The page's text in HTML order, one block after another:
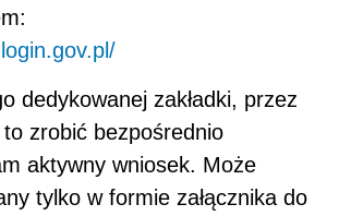
dedykowanej zakładki, przez
zrobić bezpośrednio
aktywny wniosek. Może
tylko w formie załącznika do